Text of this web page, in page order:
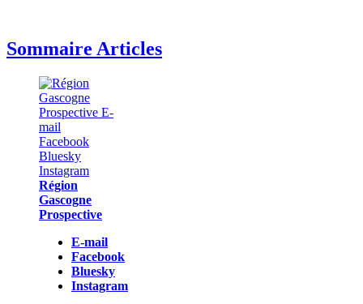
Sommaire Articles
Région
Gascogne
Prospective
E-mail
Facebook
Bluesky
Instagram